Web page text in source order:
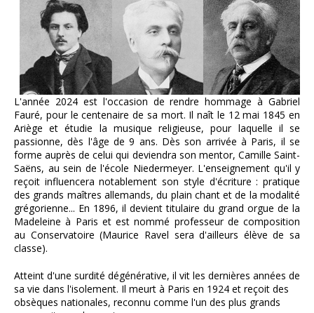
L'année 2024 est l'occasion de rendre hommage à Gabriel
Fauré, pour le centenaire de sa mort. Il naît le 12 mai 1845 en
Ariège et étudie la musique religieuse, pour laquelle il se
passionne, dès l'âge de 9 ans. Dès son arrivée à Paris, il se
forme auprès de celui qui deviendra son mentor, Camille Saint-
Saëns, au sein de l'école Niedermeyer. L'enseignement qu'il y
reçoit influencera notablement son style d'écriture : pratique
des grands maîtres allemands, du plain chant et de la modalité
grégorienne... En 1896, il devient titulaire du grand orgue de la
Madeleine à Paris et est nommé professeur de composition
au Conservatoire (Maurice Ravel sera d'ailleurs élève de sa
classe).
Atteint d'une surdité dégénérative, il vit les dernières années de
sa vie dans l'isolement. Il meurt à Paris en 1924 et reçoit des
obsèques nationales, reconnu comme l'un des plus grands